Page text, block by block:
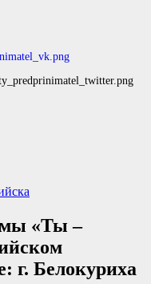
«Ты –
г. Белокуриха